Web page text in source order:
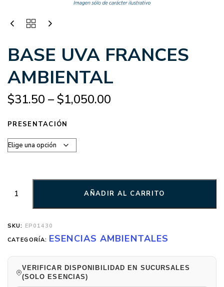
BASE UVA FRANCES
AMBIENTAL
$31.50 –$1,050.00
PRESENTACIÓN
AÑADIR AL CARRITO
SKU: EP01430
CATEGORÍA: ESENCIAS AMBIENTALES
VERIFICAR DISPONIBILIDAD EN SUCURSALES
(SOLO ESENCIAS)